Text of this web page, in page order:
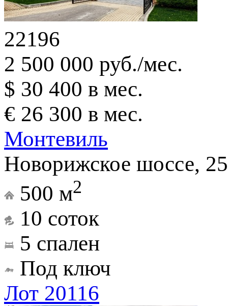
22196
2 500 000 руб./мес.
$ 30 400 в мес.
€ 26 300 в мес.
Монтевиль
Новорижское шоссе,
500 м2
10 соток
5 спален
Под ключ
Лот 20116